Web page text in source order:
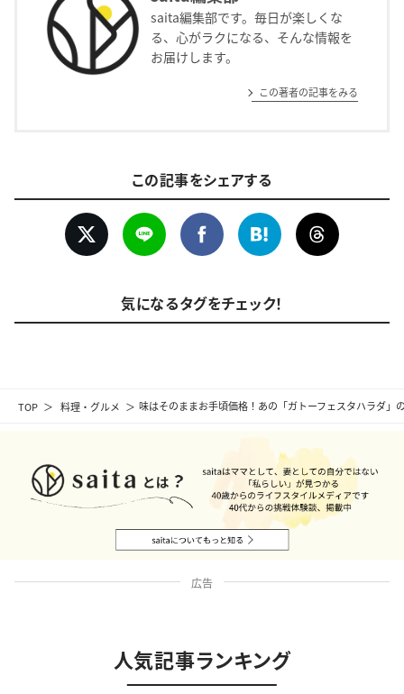
TOP 料理・グルメ 味はそのままお手頃価格！あの「ガトーフェスタハラダ」
saita編集部です。毎日が楽しくな
る、心がラクになる、そんな情報を
お届けします。
この著者の記事をみる
この記事をシェアする
気になるタグをチェック！
広告
人気記事ランキング